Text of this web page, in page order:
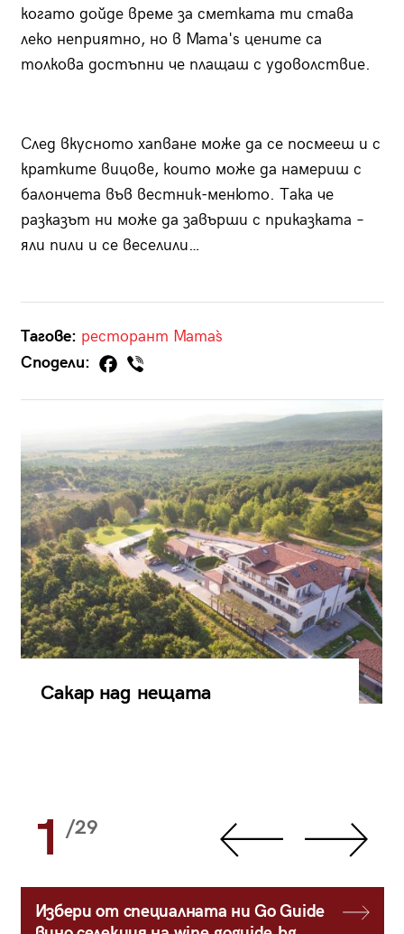
когато дойде време за сметката ти става
леко неприятно, но в Mama's цените са
толкова достъпни че плащаш с удоволствие.
След вкусното хапване може да се посмееш и с
кратките вицове, които може да намериш с
балончета във вестник-менюто. Така че
разказът ни може да завърши с приказката –
яли пили и се веселили…
Тагове: ресторант Mama`s
Сподели:
Сакар над нещата
1 /29
Избери от специалната ни Go Guide